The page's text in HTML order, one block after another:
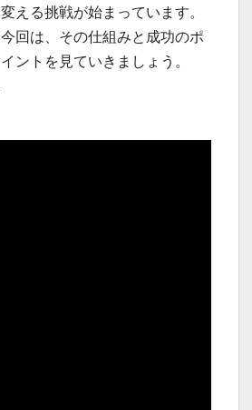
変える挑戦が始まっています。
今回は、その仕組みと成功のポ
イントを見ていきましょう。